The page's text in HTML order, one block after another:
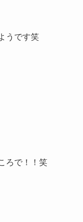
うです笑
ろで！！笑